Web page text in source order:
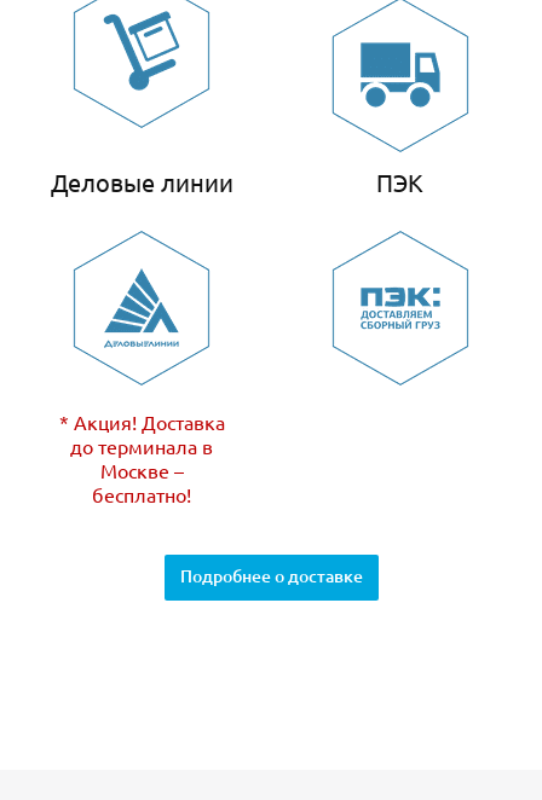
Деловые линии
* Акция! Доставка
до терминала в
Москве –
бесплатно!
ПЭК
Подробнее о доставке